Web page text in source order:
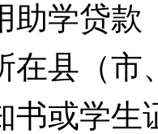
学贷款
县（市
书或学生